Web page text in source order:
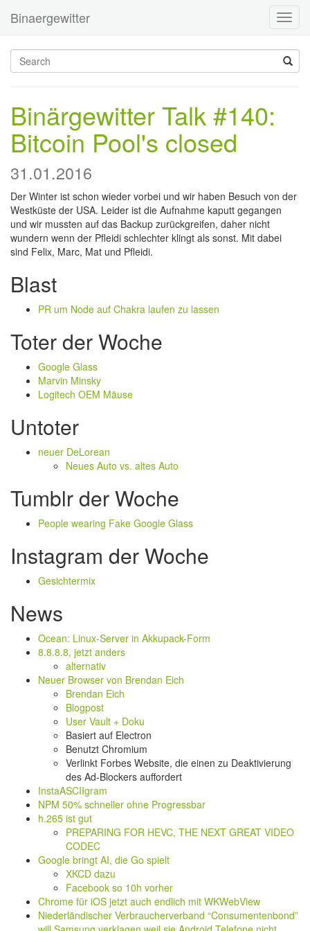
Binaergewitter
Binärgewitter Talk #140:
Bitcoin Pool's closed
31.01.2016
Der Winter ist schon wieder vorbei und wir haben Besuch von der
Westküste der USA. Leider ist die Aufnahme kaputt gegangen
und wir mussten auf das Backup zurückgreifen, daher nicht
wundern wenn der Pfleidi schlechter klingt als sonst. Mit dabei
sind Felix, Marc, Mat und Pfleidi.
Blast
PR um Node auf Chakra laufen zu lassen
Toter der Woche
Google Glass
Marvin Minsky
Logitech OEM Mäuse
Untoter
neuer DeLorean
Neues Auto vs. altes Auto
Tumblr der Woche
People wearing Fake Google Glass
Instagram der Woche
Gesichtermix
News
Ocean: Linux-Server in Akkupack-Form
8.8.8.8, jetzt anders
alternativ
Neuer Browser von Brendan Eich
Brendan Eich
Blogpost
User Vault + Doku
Basiert auf Electron
Benutzt Chromium
Verlinkt Forbes Website, die einen zu Deaktivierung
des Ad-Blockers auffordert
InstaASCIIgram
NPM 50% schneller ohne Progressbar
h.265 ist gut
PREPARING FOR HEVC, THE NEXT GREAT VIDEO
CODEC
Google bringt AI, die Go spielt
XKCD dazu
Facebook so 10h vorher
Chrome für iOS jetzt auch endlich mit WKWebView
Niederländischer Verbraucherverband “Consumentenbond”